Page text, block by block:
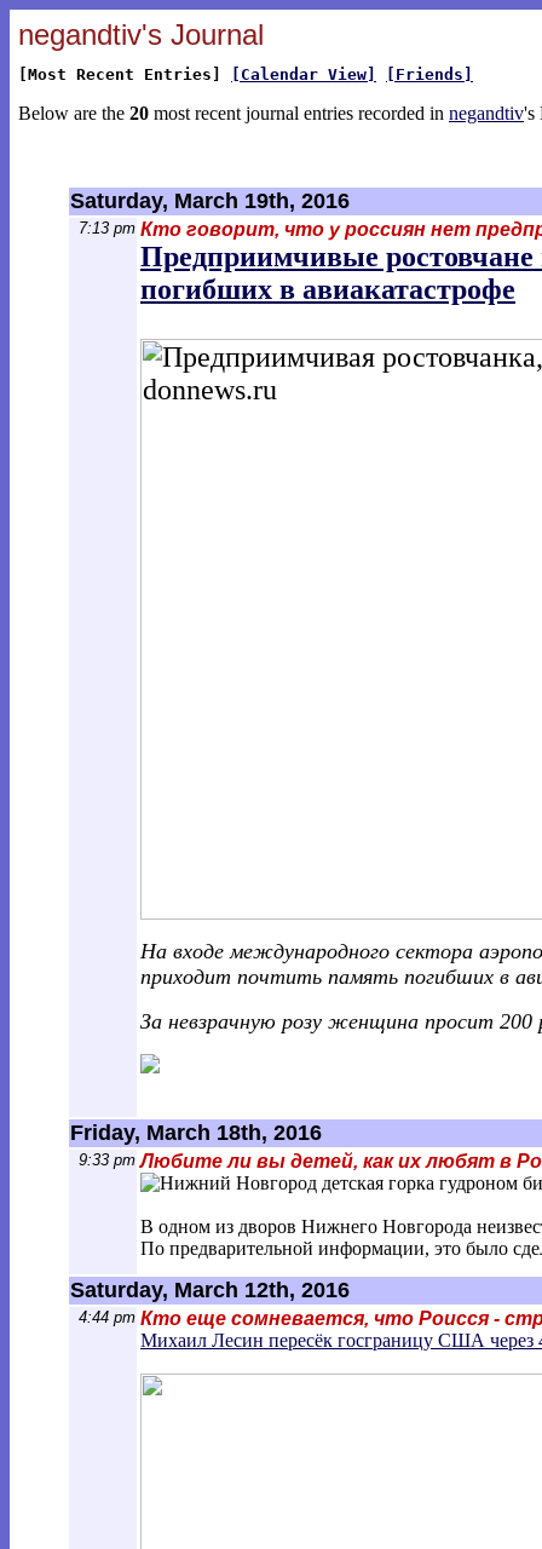
negandtiv's Journal
[Most Recent Entries] [Calendar View] [Friends]
Below are the 20 most recent journal entries recorded in negandtiv's
Saturday, March 19th, 2016
7:13 pm Кто говорит, что у россиян нет
Предприимчивые
погибших в авиакатастрофе
На входе международного сектора
приходит почтить память погибших в
За невзрачную розу женщина просит
Friday, March 18th, 2016
9:33 pm Любите ли вы детей, как их любят в
В одном из дворов Нижнего Новгорода
По предварительной информации, это было
Saturday, March 12th, 2016
4:44 pm Кто еще сомневается, что Роисся -
Михаил Лесин пересёк госграницу США через